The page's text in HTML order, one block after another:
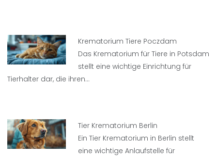
Krematorium Tiere Poczdam
Das Krematorium für Tiere in Potsdam
stellt eine wichtige Einrichtung für
Tierhalter dar, die ihren…
Tier Krematorium Berlin
Ein Tier Krematorium in Berlin stellt
eine wichtige Anlaufstelle für